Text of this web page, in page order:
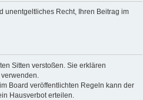
unentgeltliches Recht, Ihren Beitrag im
Sitten verstoßen. Sie erklären
Board veröffentlichten Regeln kann der
Hausverbot erteilen.